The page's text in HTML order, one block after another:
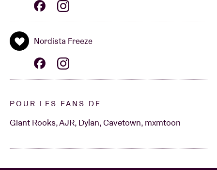
Nordista Freeze
POUR LES FANS DE
Giant Rooks, AJR, Dylan, Cavetown, mxmtoon